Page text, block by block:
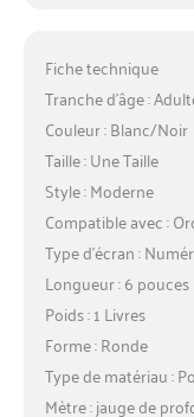
Fiche technique
Tranche d’âge :
Couleur : Blanc/Noir
Taille : Une Taille
Style : Moderne
Compatible avec :
Type d’écran :
Longueur : 6 pouces
Poids : 1 Livres
Forme : Ronde
Type de matériau :
Mètre : jauge de